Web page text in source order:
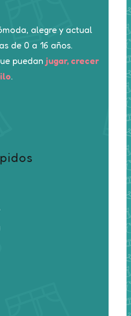
alegre y actual
de 0 a 16 años.
puedan jugar, crecer
.